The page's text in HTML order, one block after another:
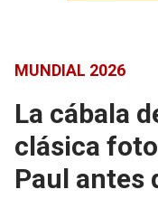
MUNDIAL 2026
La cábala
clásica
Paul antes